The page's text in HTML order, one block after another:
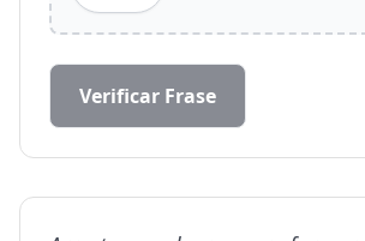
Verificar Frase